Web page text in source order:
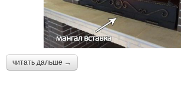
читать дальше →